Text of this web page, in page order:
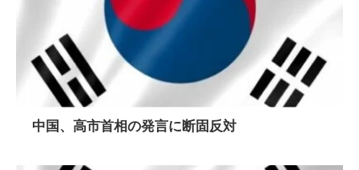
中国、高市首相の発言に断固反対